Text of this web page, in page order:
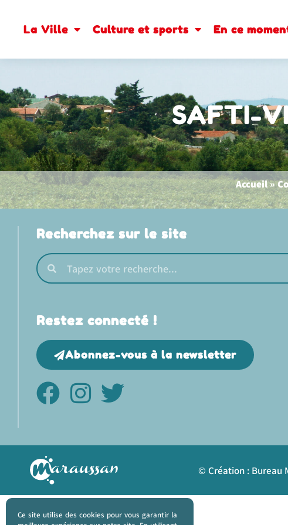
La Ville Culture et sports En ce
SAFTI-
Accueil»
Recherchez sur le site
Restez connecté !
Abonnez-vous à la newsletter
Ce site utilise des cookies pour vous garantir la
© Création : Bureau